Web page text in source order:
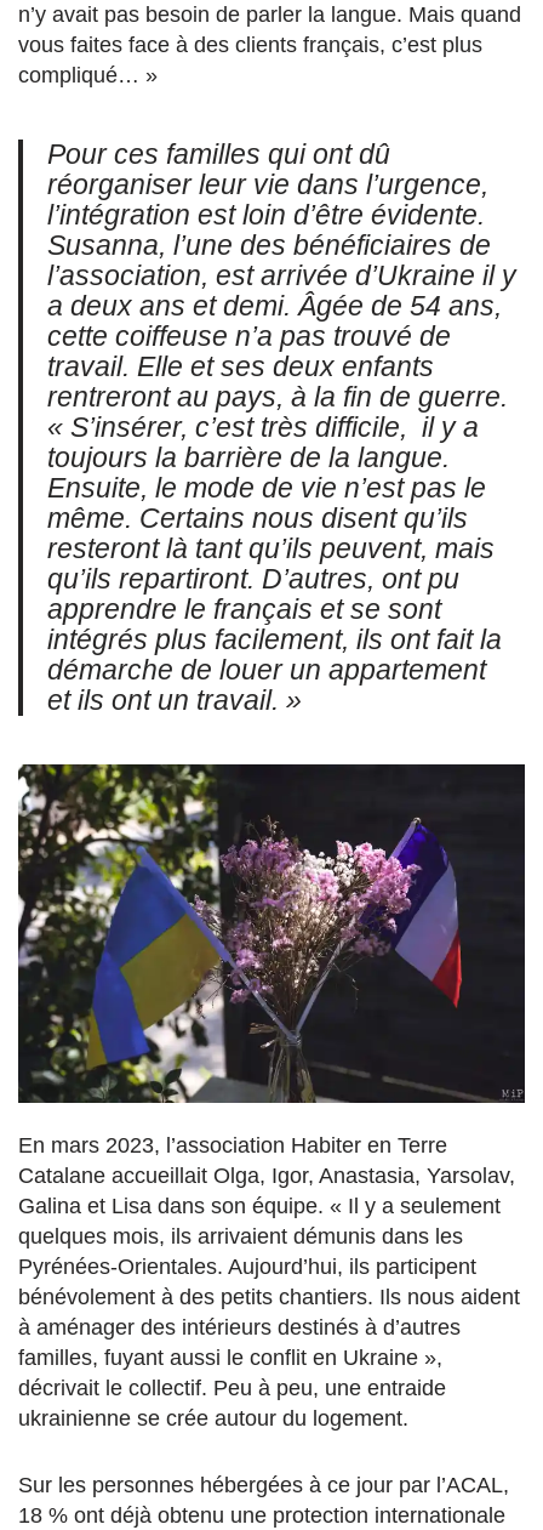
n’y avait pas besoin de parler la langue. Mais quand
vous faites face à des clients français, c’est plus
compliqué… »
Pour ces familles qui ont dû
réorganiser leur vie dans l’urgence,
l’intégration est loin d’être évidente.
Susanna, l’une des bénéficiaires de
l’association, est arrivée d’Ukraine il y
a deux ans et demi. Âgée de 54 ans,
cette coiffeuse n’a pas trouvé de
travail. Elle et ses deux enfants
rentreront au pays, à la fin de guerre.
« S’insérer, c’est très difficile, il y a
toujours la barrière de la langue.
Ensuite, le mode de vie n’est pas le
même. Certains nous disent qu’ils
resteront là tant qu’ils peuvent, mais
qu’ils repartiront. D’autres, ont pu
apprendre le français et se sont
intégrés plus facilement, ils ontfait la
démarche de louer un appartement
et ils ont un travail. »
En mars 2023, l’association Habiter en Terre
Catalane accueillait Olga, Igor, Anastasia, Yarsolav,
Galina et Lisa dans son équipe. « Il y a seulement
quelques mois, ils arrivaient démunis dans les
Pyrénées-Orientales. Aujourd’hui, ils participent
bénévolement à des petits chantiers. Ils nous aident
à aménager des intérieurs destinés à d’autres
familles, fuyant aussi le conflit en Ukraine »,
décrivait le collectif. Peu à peu, une entraide
ukrainienne se crée autour du logement.
Sur les personnes hébergées à ce jour par l’ACAL,
18 % ont déjà obtenu une protection internationale